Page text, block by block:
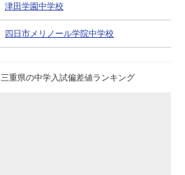
津田学園中学校
四日市メリノール学院中学校
三重県の中学入試偏差値ランキング